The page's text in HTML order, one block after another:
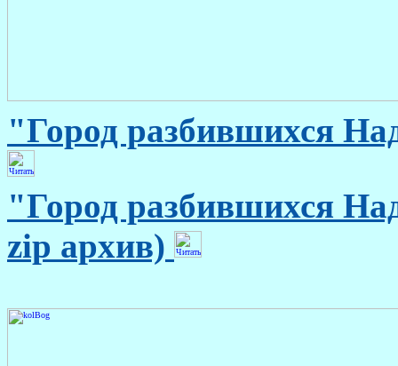
"Город разбившихся
"Город разбившихся
zip архив)